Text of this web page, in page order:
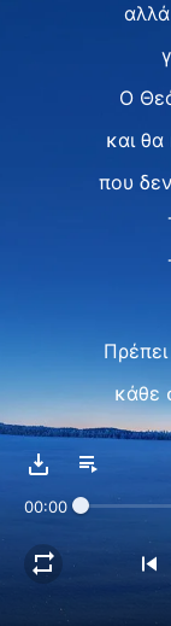
Ο
και
που
κάθε
Να
00:00